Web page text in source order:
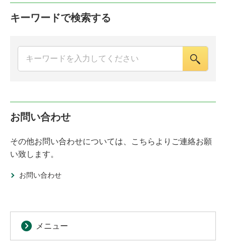
キーワードで検索する
お問い合わせ
その他お問い合わせについては、こちらよりご連絡お願
い致します。
お問い合わせ
メニュー